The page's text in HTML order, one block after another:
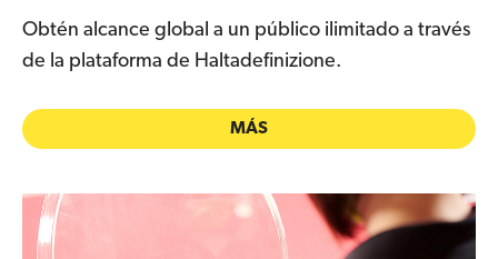
Obtén alcance global a un público ilimitado a través
de la plataforma de Haltadefinizione.
MÁS